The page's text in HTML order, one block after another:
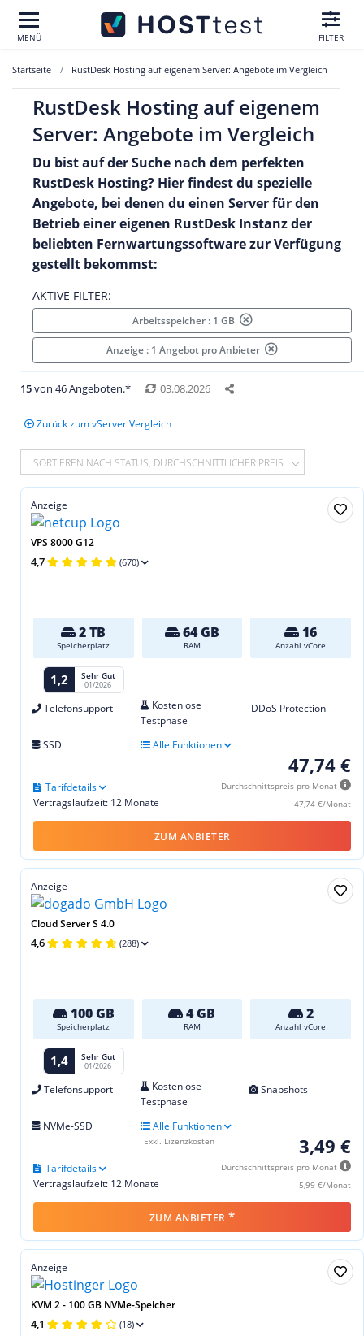
MENÜ FILTER
Startseite RustDesk Hosting auf eigenem Server: Angebote im Vergleich
RustDesk Hosting auf eigenem
Server: Angebote im Vergleich
Du bist auf der Suche nach dem perfekten
RustDesk Hosting? Hier findest du spezielle
Angebote, bei denen du einen Server für den
Betrieb einer eigenen RustDesk Instanz der
beliebten Fernwartungssoftware zur Verfügung
gestellt bekommst:
AKTIVE FILTER:
Arbeitsspeicher : 1 GB
Anzeige : 1 Angebot pro Anbieter
15von 46 Angeboten.* 03.08.2026
Zurück zum vServer Vergleich
SORTIEREN NACH STATUS, DURCHSCHNITTLICHER PREIS
Anzeige
VPS 8000 G12
4,7 (670)
2 TB
Speicherplatz
64 GB
RAM
16
Anzahl vCore
1,2 Sehr Gut
01/2026
Telefonsupport
Kostenlose
Testphase
DDoS Protection
SSD Alle Funktionen
47,74 €
Durchschnittspreis pro Monat
47,74 €/Monat
Vertragslaufzeit: 12 Monate
Tarifdetails
ZUM ANBIETER
Anzeige
Cloud Server S 4.0
4,6 (288)
100 GB
Speicherplatz
4 GB
RAM
2
Anzahl vCore
1,4 Sehr Gut
01/2026
Telefonsupport
Kostenlose
Testphase
Snapshots
NVMe-SSD Alle Funktionen
3,49 €
Durchschnittspreis pro Monat
5,99 €/Monat
Vertragslaufzeit: 12 Monate
Tarifdetails
Exkl. Lizenzkosten
ZUM ANBIETER *
Anzeige
KVM 2 - 100 GB NVMe-Speicher
4,1 (18)